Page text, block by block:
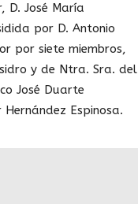
D. José María
por D. Antonio
por siete miembros,
y de Ntra. Sra. del
José Duarte
Espinosa.